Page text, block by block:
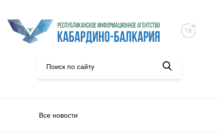
Все новости